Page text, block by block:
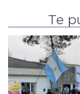
Te